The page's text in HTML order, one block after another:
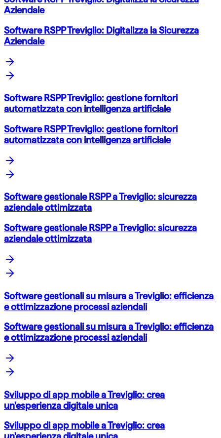
Aziendale
Software RSPP Treviglio: Digitalizza la Sicurezza
Aziendale
Software RSPP Treviglio: gestione fornitori
automatizzata con intelligenza artificiale
Software RSPP Treviglio: gestione fornitori
automatizzata con intelligenza artificiale
Software gestionale RSPP a Treviglio: sicurezza
aziendale ottimizzata
Software gestionale RSPP a Treviglio: sicurezza
aziendale ottimizzata
Software gestionali su misura a Treviglio: efficienza
e ottimizzazione processi aziendali
Software gestionali su misura a Treviglio: efficienza
e ottimizzazione processi aziendali
Sviluppo di app mobile a Treviglio: crea
un'esperienza digitale unica
Sviluppo di app mobile a Treviglio: crea